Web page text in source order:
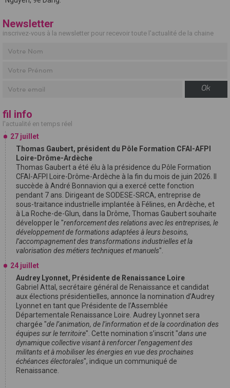
Newsletter
inscrivez-vous à la newsletter pour recevoir toute l'actualité de la chaine
Ok
fil info
l'actualité en temps réel
27 juillet
Thomas Gaubert, président du Pôle Formation CFAI-AFPI
Loire-Drôme-Ardèche
Thomas Gaubert a été élu à la présidence du Pôle Formation
CFAI-AFPI Loire-Drôme-Ardèche à la fin du mois de juin 2026. Il
succède à André Bonnavion qui a exercé cette fonction
pendant 7 ans. Dirigeant de SODESE-SRCA, entreprise de
sous-traitance industrielle implantée à Félines, en Ardèche, et
à La Roche-de-Glun, dans la Drôme, Thomas Gaubert souhaite
développer le "renforcement des relations avec les entreprises, le
développement de formations adaptées à leurs besoins,
l’accompagnement des transformations industrielles et la
valorisation des métiers techniques et manuels".
24 juillet
Audrey Lyonnet, Présidente de Renaissance Loire
Gabriel Attal, secrétaire général de Renaissance et candidat
aux élections présidentielles, annonce la nomination d’Audrey
Lyonnet en tant que Présidente de l’Assemblée
Départementale Renaissance Loire. Audrey Lyonnet sera
chargée "de l’animation, de l’information et de la coordination des
équipes sur le territoire". Cette nomination s’inscrit "dans une
dynamique collective visant à renforcer l’engagement des
militants et à mobiliser les énergies en vue des prochaines
échéances électorales", indique un communiqué de
Renaissance.